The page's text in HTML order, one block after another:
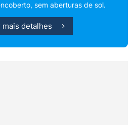
sem aberturas de sol.
mais detalhes